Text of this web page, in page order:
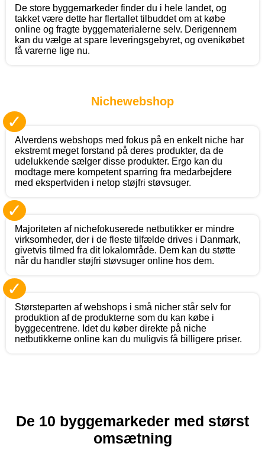
De store byggemarkeder finder du i hele landet, og
takket være dette har flertallet tilbuddet om at købe
online og fragte byggematerialerne selv. Derigennem
kan du vælge at spare leveringsgebyret, og ovenikøbet
få varerne lige nu.
Nichewebshop
✓
Alverdens webshops med fokus på en enkelt niche har
ekstremt meget forstand på deres produkter, da de
udelukkende sælger disse produkter. Ergo kan du
modtage mere kompetent sparring fra medarbejdere
med ekspertviden i netop støjfri støvsuger.
✓
Majoriteten af nichefokuserede netbutikker er mindre
virksomheder, der i de fleste tilfælde drives i Danmark,
givetvis tilmed fra dit lokalområde. Dem kan du støtte
når du handler støjfri støvsuger online hos dem.
✓
Størsteparten af webshops i små nicher står selv for
produktion af de produkterne som du kan købe i
byggecentrene. Idet du køber direkte på niche
netbutikkerne online kan du muligvis få billigere priser.
De 10 byggemarkeder med størst
omsætning